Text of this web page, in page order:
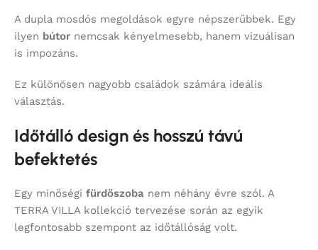
A dupla mosdós megoldások egyre népszerűbbek. Egy
ilyen bútor nemcsak kényelmesebb, hanem vizuálisan
is impozáns.
Ez különösen nagyobb családok számára ideális
választás.
Időtálló design és hosszú távú
befektetés
Egy minőségi fürdőszoba nem néhány évre szól. A
TERRA VILLA kollekció tervezése során az egyik
legfontosabb szempont az időtállóság volt.